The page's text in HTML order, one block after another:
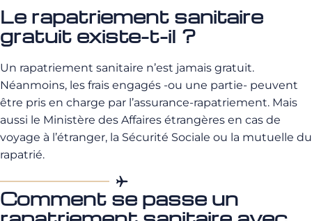
Le rapatriement sanitaire
gratuit existe-t-il ?
Un rapatriement sanitaire n’est jamais gratuit.
Néanmoins, les frais engagés -ou une partie- peuvent
être pris en charge par l’assurance-rapatriement. Mais
aussi le Ministère des Affaires étrangères en cas de
voyage à l’étranger, la Sécurité Sociale ou la mutuelle du
rapatrié.
Comment se passe un